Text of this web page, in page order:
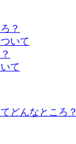
？
いて
て
どんなところ？